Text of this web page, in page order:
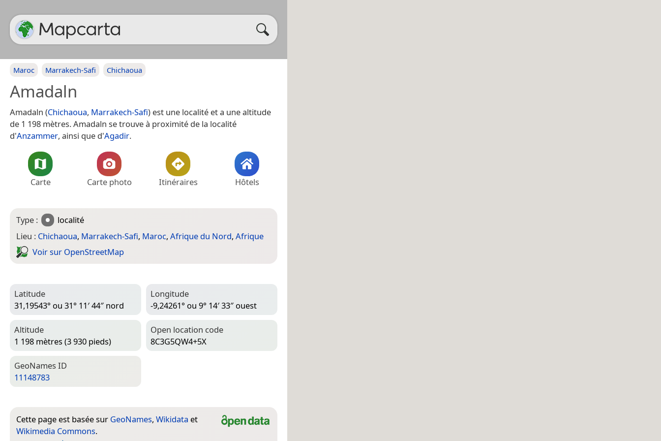
Maroc Marrakech-Safi Chichaoua
Amadaln
Amadaln (Chichaoua, Marrakech-Safi) est une localité et a une altitude
de 1 198 mètres. Amadaln se trouve à proximité de la localité
d'Anzammer, ainsi que d'Agadir.
Carte Carte photo Itinéraires Hôtels
Type :
localité
Lieu : Chichaoua, Marrakech-Safi, Maroc, Afrique du Nord, Afrique
Voir sur Open­Street­Map
Latitude
31,19543° ou 31° 11′ 44″ nord
Longitude
-9,24261° ou 9° 14′ 33″ ouest
Altitude
1 198 mètres (3 930 pieds)
Open location code
8C3G5QW4+5X
Geo­Names ID
11148783
Cette page est basée sur GeoNames, Wikidata et
Wikimedia Commons.